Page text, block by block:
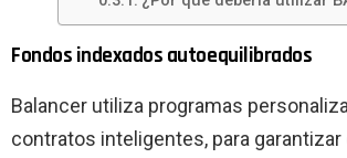
Fondos indexados autoequilibrados
Balancer utiliza programas
contratos inteligentes, para garantizar